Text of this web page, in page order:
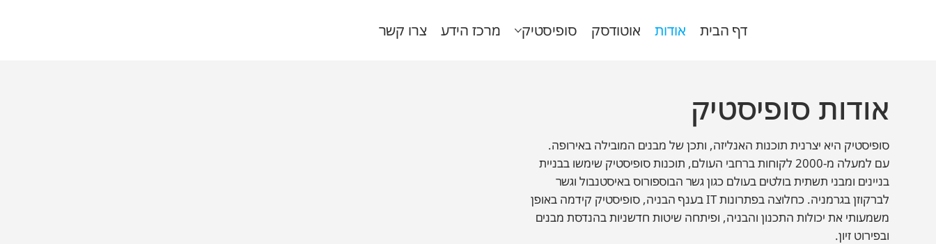
דף הבית אודות אוטודסק סופיסטיק מרכז הידע צרו קשר
אודות סופיסטיק
סופיסטיק היא יצרנית תוכנות האנליזה, ותכן של מבנים המובילה באירופה.
עם למעלה מ-2000 לקוחות ברחבי העולם, תוכנות סופיסטיק שימשו בבניית
בניינים ומבני תשתית בולטים בעולם כגון גשר הבוספורוס באיסטנבול וגשר
לברקוזן בגרמניה. כחלוצה בפתרונות IT בענף הבניה, סופיסטיק קידמה באופן
משמעותי את יכולות התכנון והבניה, ופיתחה שיטות חדשניות בהנדסת מבנים
ובפירוט זיון.